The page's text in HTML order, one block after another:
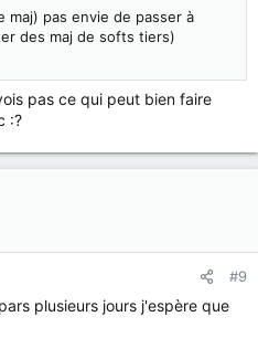
maj) pas envie de passer à
des maj de softs tiers)
pas ce qui peut bien faire
:?
#9
plusieurs jours j'espère que